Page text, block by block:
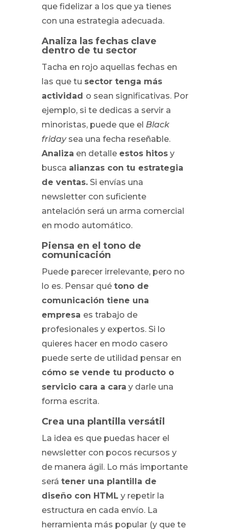
que fidelizar a los que ya tienes
con una estrategia adecuada.
Analiza las fechas clave
dentro de tu sector
Tacha en rojo aquellas fechas en
las que tu sector tenga más
actividad o sean significativas. Por
ejemplo, si te dedicas a servir a
minoristas, puede que el Black
fridaysea una fecha reseñable.
Analiza en detalle estos hitosy
busca alianzas con tu estrategia
de ventas.Si envías una
newsletter con suficiente
antelación será un arma comercial
en modo automático.
Piensa en el tono de
comunicación
Puede parecer irrelevante, pero no
lo es. Pensar qué tono de
comunicación tiene una
empresa es trabajo de
profesionales y expertos. Si lo
quieres hacer en modo casero
puede serte de utilidad pensar en
cómo se vende tu producto o
servicio cara a cara y darle una
forma escrita.
Crea una plantilla versátil
La idea es que puedas hacer el
newsletter con pocos recursos y
de manera ágil. Lo más importante
será tener una plantilla de
diseño con HTML y repetir la
estructura en cada envío. La
herramienta más popular (y que te